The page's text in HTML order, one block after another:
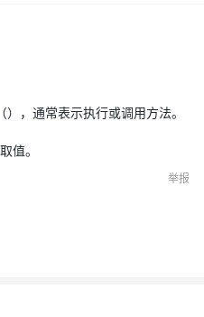
，通常表示执行或调用方法。
值。
举报